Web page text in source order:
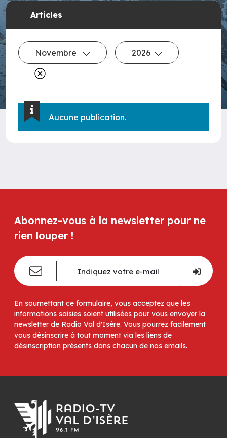
Articles
Novembre 2026
Aucune publication.
Abonnez-vous à la newsletter pour ne
rien louper !
En soumettant ce formulaire, vous acceptez que les
informations saisies soient utilisées pour vous envoyer la
newsletter de Radio Val d'Isère. Vous pourrez facilement
vous désinscrire à tout moment via les liens de
désinscription présents dans chacun de nos emails.